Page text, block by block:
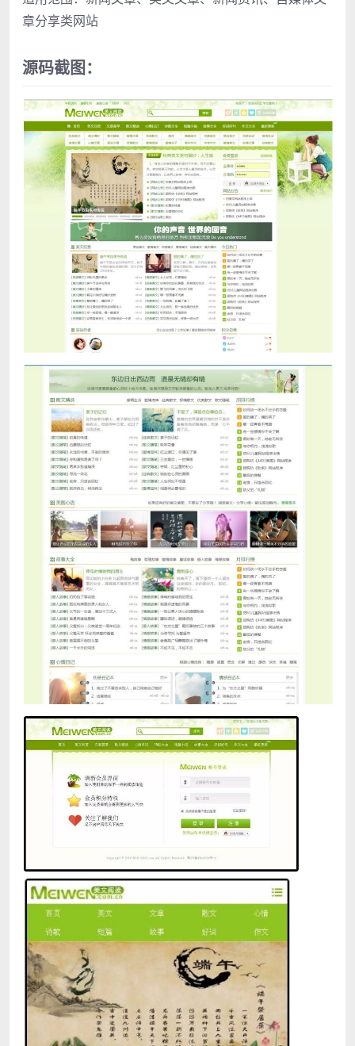
章分享类网站
源码截图：